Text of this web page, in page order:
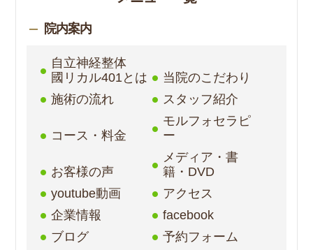
院内案内
自立神経整体
國リカル401とは
当院のこだわり
施術の流れ
スタッフ紹介
コース・料金
モルフォセラピ
ー
お客様の声
メディア・書
籍・DVD
youtube動画
アクセス
企業情報
facebook
ブログ
予約フォーム